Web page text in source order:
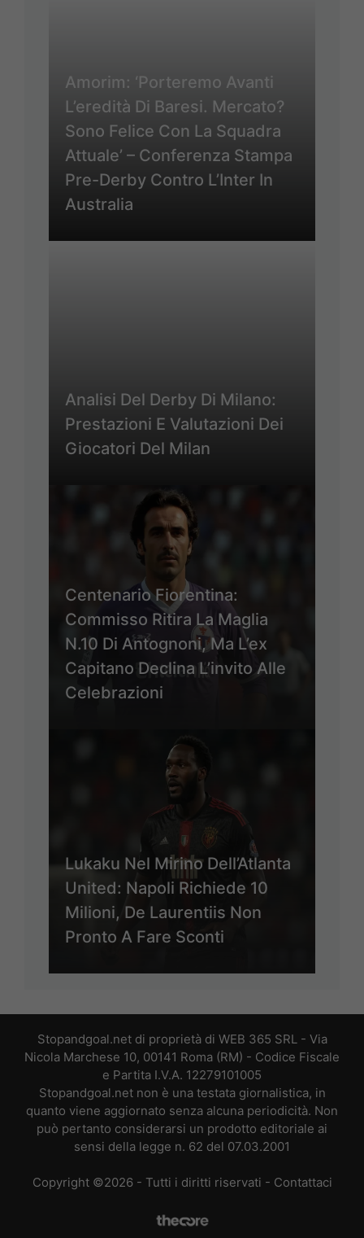
Amorim: ‘Porteremo Avanti
L’eredità Di Baresi. Mercato?
Sono Felice Con La Squadra
Attuale’ – Conferenza Stampa
Pre-Derby Contro L’Inter In
Australia
Analisi Del Derby Di Milano:
Prestazioni E Valutazioni Dei
Giocatori Del Milan
Centenario Fiorentina:
Commisso Ritira La Maglia
N.10 Di Antognoni, Ma L’ex
Capitano Declina L’invito Alle
Celebrazioni
Lukaku Nel Mirino Dell’Atlanta
United: Napoli Richiede 10
Milioni, De Laurentiis Non
Pronto A Fare Sconti
Stopandgoal.net di proprietà di WEB 365 SRL - Via
Nicola Marchese 10, 00141 Roma (RM) - Codice Fiscale
e Partita I.V.A. 12279101005
Stopandgoal.net non è una testata giornalistica, in
quanto viene aggiornato senza alcuna periodicità. Non
può pertanto considerarsi un prodotto editoriale ai
sensi della legge n. 62 del 07.03.2001
Copyright ©2026 - Tutti i diritti riservati - Contattaci